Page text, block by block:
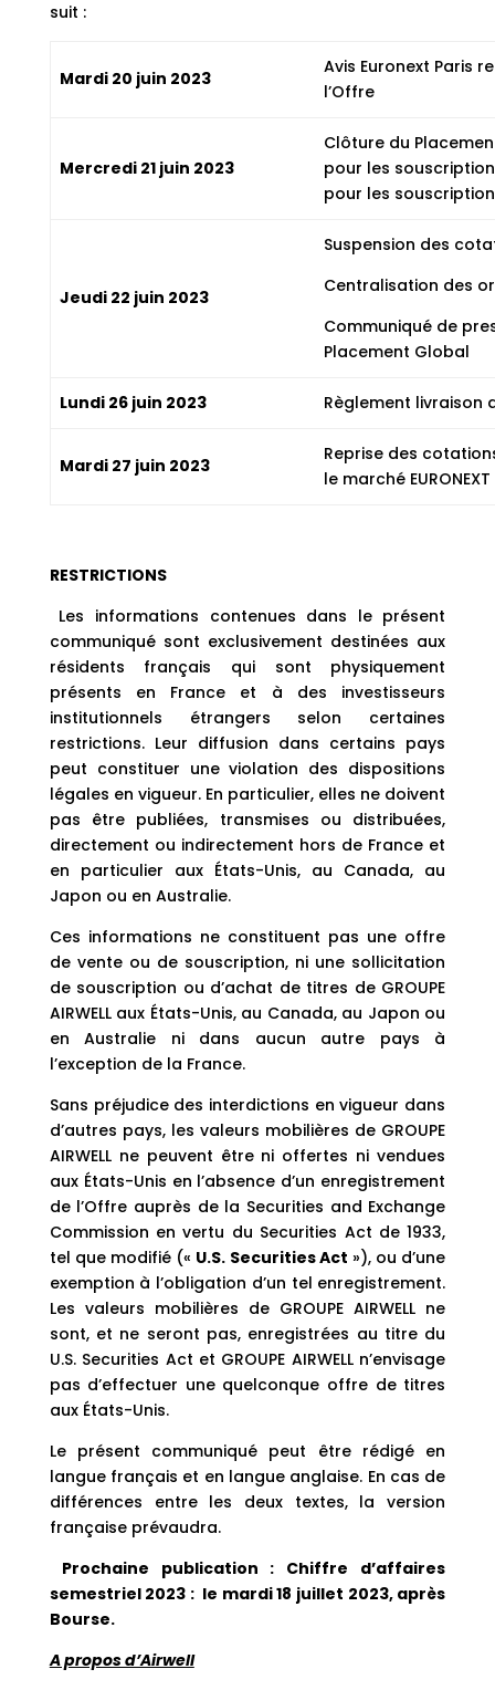
suit :
Mardi 20 juin 2023
Avis Euronext Paris
l’Offre
Mercredi 21 juin 2023
Clôture du
pour les
pour les
Jeudi 22 juin 2023
Suspension des
Centralisation des
Communiqué de
Placement Global
Lundi 26 juin 2023 Règlement livraison
Mardi 27 juin 2023
Reprise des
le marché
RESTRICTIONS
Les informations contenues dans le présent
communiqué sont exclusivement destinées aux
résidents français qui sont physiquement
présents en France et à des investisseurs
institutionnels étrangers selon certaines
restrictions. Leur diffusion dans certains pays
peut constituer une violation des dispositions
légales en vigueur. En particulier, elles ne doivent
pas être publiées, transmises ou distribuées,
directement ou indirectement hors de France et
en particulier aux États-Unis, au Canada, au
Japon ou en Australie.
Ces informations ne constituent pas une offre
de vente ou de souscription, ni une sollicitation
de souscription ou d’achat de titres de GROUPE
AIRWELL aux États-Unis, au Canada, au Japon ou
en Australie ni dans aucun autre pays à
l’exception de la France.
Sans préjudice des interdictions en vigueur dans
d’autres pays, les valeurs mobilières de GROUPE
AIRWELL ne peuvent être ni offertes ni vendues
aux États-Unis en l’absence d’un enregistrement
de l’Offre auprès de la Securities and Exchange
Commission en vertu du Securities Act de 1933,
tel que modifié (« U.S. Securities Act »), ou d’une
exemption à l’obligation d’un tel enregistrement.
Les valeurs mobilières de GROUPE AIRWELL ne
sont, et ne seront pas, enregistrées au titre du
U.S. Securities Act et GROUPE AIRWELL n’envisage
pas d’effectuer une quelconque offre de titres
aux États-Unis.
Le présent communiqué peut être rédigé en
langue français et en langue anglaise. En cas de
différences entre les deux textes, la version
française prévaudra.
Prochaine publication : Chiffre d’affaires
semestriel 2023 : le mardi 18 juillet 2023, après
Bourse.
A propos d’Airwell